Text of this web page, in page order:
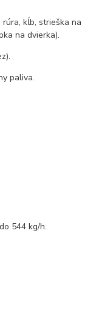
kĺb, strieška na
na dvierka).
paliva.
544 kg/h.